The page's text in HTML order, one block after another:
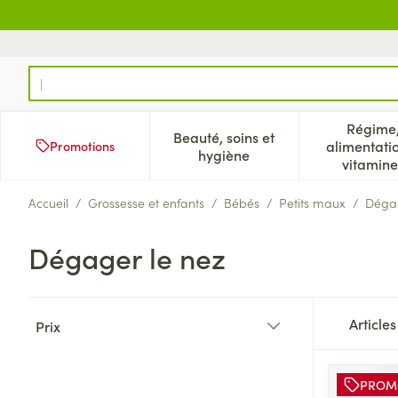
Rechercher
Promotions
Beauté, soins et
hygièneAfficher le sous-menu
Régime,
Accueil / Grossesse et enfants / Bébés / Petits maux /
Dégager le nez
Prix
Articles